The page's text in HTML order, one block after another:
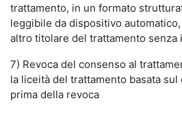
trattamento, in un formato
leggibile da dispositivo
altro titolare del trattamento senza
7) Revoca del consenso al
la liceità del trattamento basata
prima della revoca